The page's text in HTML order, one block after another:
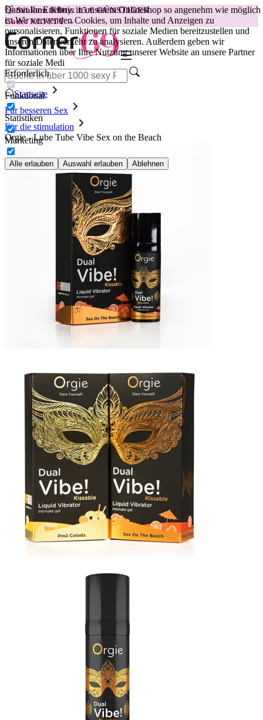
Damit Ihr Erlebnis in unserem Onlineshop so angenehm wie möglich
ist.Wir verwenden Cookies, um Inhalte und Anzeigen zu
personalisieren, Funktionen für soziale Medien bereitzustellen und
unseren Datenverkehr zu analysieren. Außerdem geben wir
Informationen über Ihre Nutzung unserer Website an unsere Partner
für soziale Medi
Erforderlich
Funktional
Statistiken
Marketing
Alle erlauben Auswahl erlauben Ablehnen
😽Svakom Klitty: 15 € GÜNSTIGER
Code: KLITTY →
Startseite
Für besseren Sex
Für die stimulation
Orgie - Lube Tube Vibe Sex on the Beach